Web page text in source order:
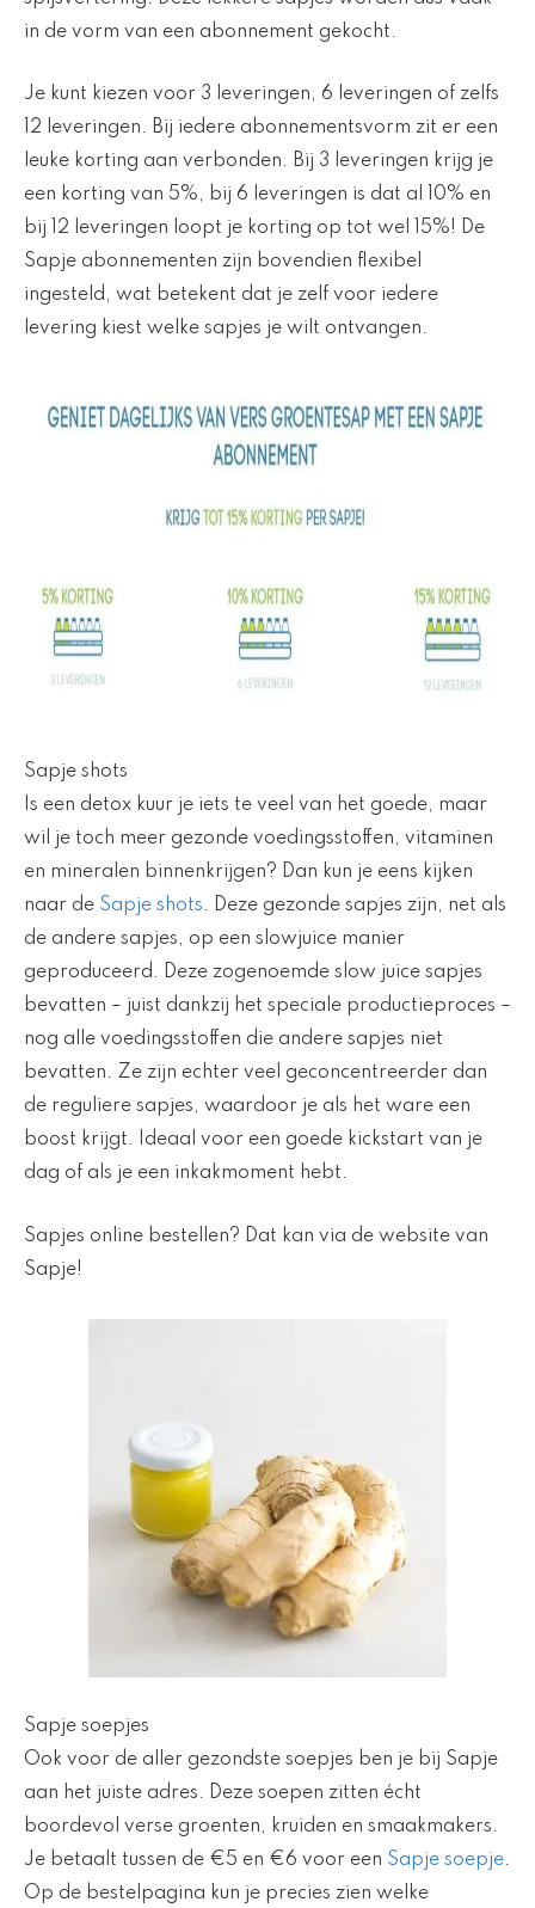
in de vorm van een abonnement gekocht.
Je kunt kiezen voor 3 leveringen, 6 leveringen of zelfs
12 leveringen. Bij iedere abonnementsvorm zit er een
leuke korting aan verbonden. Bij 3 leveringen krijg je
een korting van 5%, bij 6 leveringen is dat al 10% en
bij 12 leveringen loopt je korting op tot wel 15%! De
Sapje abonnementen zijn bovendien flexibel
ingesteld, wat betekent dat je zelf voor iedere
levering kiest welke sapjes je wilt ontvangen.
Sapje shots
Is een detox kuur je iets te veel van het goede, maar
wil je toch meer gezonde voedingsstoffen, vitaminen
en mineralen binnenkrijgen? Dan kun je eens kijken
naar de Sapje shots. Deze gezonde sapjes zijn, net als
de andere sapjes, op een slowjuice manier
geproduceerd. Deze zogenoemde slow juice sapjes
bevatten – juist dankzij het speciale productieproces –
nog alle voedingsstoffen die andere sapjes niet
bevatten. Ze zijn echter veel geconcentreerder dan
de reguliere sapjes, waardoor je als het ware een
boost krijgt. Ideaal voor een goede kickstart van je
dag of als je een inkakmoment hebt.
Sapjes online bestellen? Dat kan via de website van
Sapje!
Sapje soepjes
Ook voor de aller gezondste soepjes ben je bij Sapje
aan het juiste adres. Deze soepen zitten écht
boordevol verse groenten, kruiden en smaakmakers.
Je betaalt tussen de €5 en €6 voor een Sapje soepje.
Op de bestelpagina kun je precies zien welke